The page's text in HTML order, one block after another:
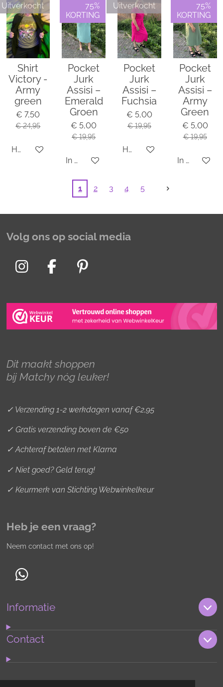
Uitverkocht
Shirt
Victory -
Army
green
€ 7,50
€ 24,95
Houd mij op de hoogte
75%
KORTING
Pocket
Jurk
Assisi –
Emerald
Groen
€ 5,00
€ 19,95
In winkelwagen
Uitverkocht
Pocket
Jurk
Assisi –
Fuchsia
€ 5,00
€ 19,95
Houd mij op de hoogte
75%
KORTING
Pocket
Jurk
Assisi –
Army
Green
€ 5,00
€ 19,95
In
1 2 3 4 5
Volg ons op social media
I
s
t
a
r
a
F
c
e
b
o
k
P
n
t
e
e
s
Dit maakt shoppen
bij Matchy nóg leuker!
✓ Verzending 1-2 werkdagen vanaf €2,95
✓ Gratis verzending boven de €50
✓ Achteraf betalen met Klarna
✓ Niet goed? Geld terug!
✓ Keurmerk van Stichting Webwinkelkeur
Heb je een vraag?
Neem contact met ons op!
W
a
s
p
Informatie
Contact